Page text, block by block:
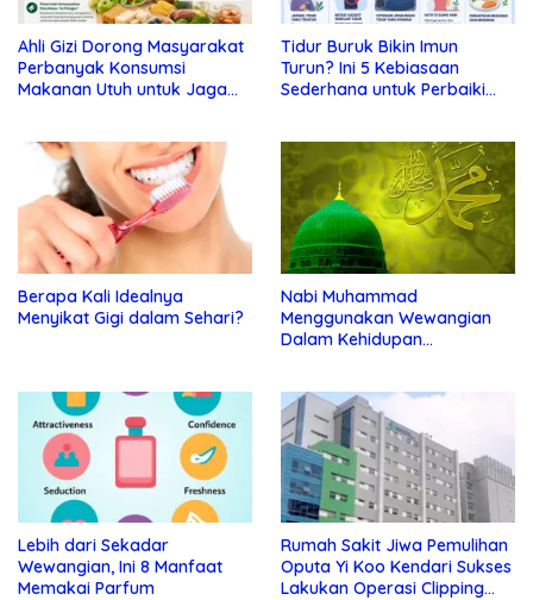
Ahli Gizi Dorong Masyarakat
Perbanyak Konsumsi
Makanan Utuh untuk Jaga
Tidur Buruk Bikin Imun
Turun? Ini 5 Kebiasaan
Sederhana untuk Perbaiki
Berapa Kali Idealnya
Menyikat Gigi dalam Sehari?
Nabi Muhammad
Menggunakan Wewangian
Dalam Kehidupan
Lebih dari Sekadar
Wewangian, Ini 8 Manfaat
Memakai Parfum
Rumah Sakit Jiwa Pemulihan
Oputa Yi Koo Kendari Sukses
Lakukan Operasi Clipping